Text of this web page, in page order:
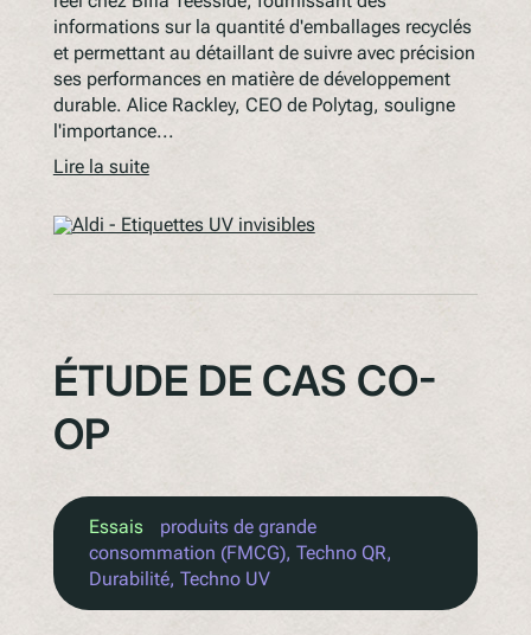
informations sur la quantité d'emballages recyclés
et permettant au détaillant de suivre avec précision
ses performances en matière de développement
durable. Alice Rackley, CEO de Polytag, souligne
l'importance...
Lire la suite
ÉTUDE DE CAS CO-
OP
Essais
produits de grande
consommation (FMCG), Techno QR
Durabilité, Techno UV